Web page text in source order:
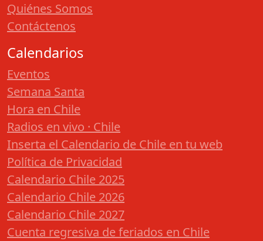
Quiénes Somos
Contáctenos
Calendarios
Eventos
Semana Santa
Hora en Chile
Radios en vivo · Chile
Inserta el Calendario de Chile en tu web
Política de Privacidad
Calendario Chile 2025
Calendario Chile 2026
Calendario Chile 2027
Cuenta regresiva de feriados en Chile